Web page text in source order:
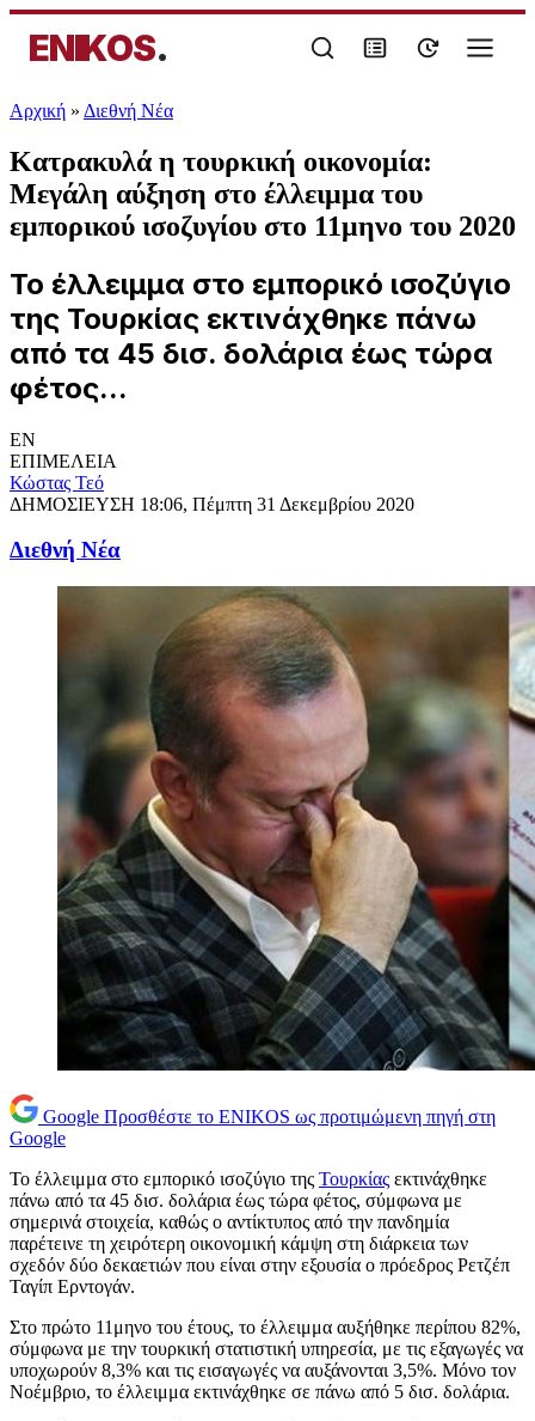
ENIKOS.
Αρχική » Διεθνή Νέα
Κατρακυλά η τουρκική οικονομία:
Μεγάλη αύξηση στο έλλειμμα του
εμπορικού ισοζυγίου στο 11μηνο του 2020
Το έλλειμμα στο εμπορικό ισοζύγιο
της Τουρκίας εκτινάχθηκε πάνω
από τα 45 δισ. δολάρια έως τώρα
φέτος...
EN
ΕΠΙΜΕΛΕΙΑ
Κώστας Τεό
ΔΗΜΟΣΙΕΥΣΗ 18:06, Πέμπτη 31 Δεκεμβρίου 2020
Διεθνή Νέα
Google Προσθέστε το ENIKOS ως προτιμώμενη πηγή στη
Google
Το έλλειμμα στο εμπορικό ισοζύγιο της Τουρκίας εκτινάχθηκε
πάνω από τα 45 δισ. δολάρια έως τώρα φέτος, σύμφωνα με
σημερινά στοιχεία, καθώς ο αντίκτυπος από την πανδημία
παρέτεινε τη χειρότερη οικονομική κάμψη στη διάρκεια των
σχεδόν δύο δεκαετιών που είναι στην εξουσία ο πρόεδρος Ρετζέπ
Ταγίπ Ερντογάν.
Στο πρώτο 11μηνο του έτους, το έλλειμμα αυξήθηκε περίπου 82%,
σύμφωνα με την τουρκική στατιστική υπηρεσία, με τις εξαγωγές να
υποχωρούν 8,3% και τις εισαγωγές να αυξάνονται 3,5%. Μόνο τον
Νοέμβριο, το έλλειμμα εκτινάχθηκε σε πάνω από 5 δισ. δολάρια.